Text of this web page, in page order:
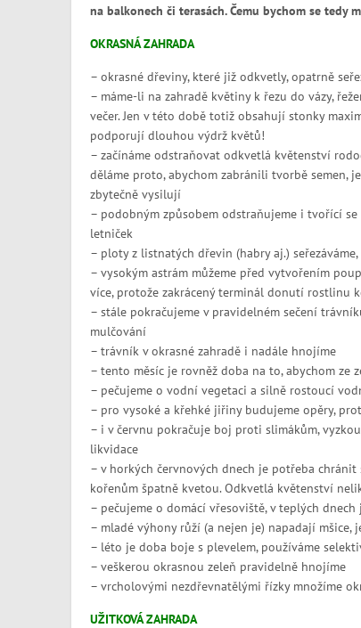
na balkonech či terasách. Čemu bychom se
OKRASNÁ ZAHRADA
– okrasné dřeviny, které již odkvetly, opatrně
– máme-li na zahradě květiny k řezu do vázy,
večer. Jen v této době totiž obsahují stonky
podporují dlouhou výdrž květů!
– začínáme odstraňovat odkvetlá květenství
děláme proto, abychom zabránili tvorbě semen,
zbytečně vysilují
– podobným způsobem odstraňujeme i tvořící se
letniček
– ploty z listnatých dřevin (habry aj.)
– vysokým astrám můžeme před vytvořením
více, protože zakrácený terminál donutí rostlinu
– stále pokračujeme v pravidelném sečení
mulčování
– trávník v okrasné zahradě i nadále hnojíme
– tento měsíc je rovněž doba na to, abychom ze
– pečujeme o vodní vegetaci a silně rostoucí
– pro vysoké a křehké jiřiny budujeme opěry,
– i v červnu pokračuje boj proti slimákům,
likvidace
– v horkých červnových dnech je potřeba
kořenům špatně kvetou. Odkvetlá květenství
– pečujeme o domácí vřesoviště, v teplých
– mladé výhony růží (a nejen je) napadají
– léto je doba boje s plevelem, používáme
– veškerou okrasnou zeleň pravidelně hnojíme
– vrcholovými nezdřevnatělými řízky množíme
UŽITKOVÁ ZAHRADA